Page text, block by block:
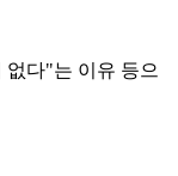
다"는 이유 등으